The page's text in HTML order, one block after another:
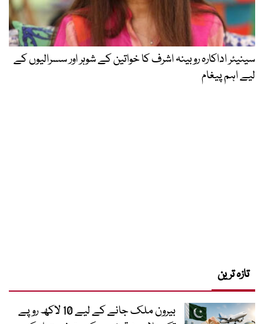
سینیئر اداکارہ روبینہ اشرف کا خواتین کے شوہر اور سسرالیوں کے
لیے اہم پیغام
تازہ ترین
بیرون ملک جانے کے لیے 10 لاکھ روپے